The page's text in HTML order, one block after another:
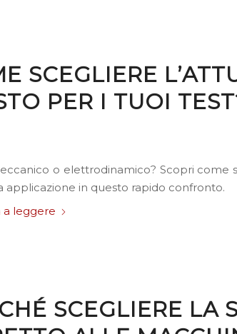
SCEGLIERE
PER I TUOI
o elettrodinamico? Scopri come
applicazione in questo rapido confronto.
a leggere
SCEGLIERE LA